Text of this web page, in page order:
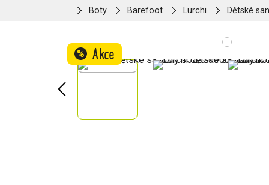
Boty Barefoot Lurchi Dětské
% Akce